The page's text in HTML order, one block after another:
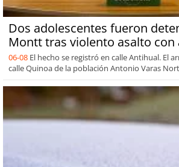
Dos adolescentes fueron
Montt tras violento asalto con
06-08 El hecho se registró en calle Antihual. El
calle Quinoa de la población Antonio Varas